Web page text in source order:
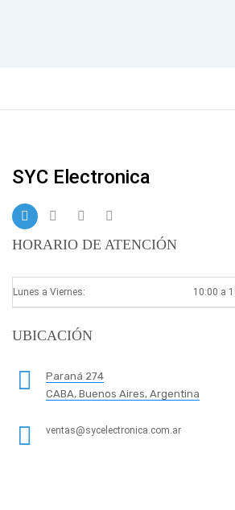
SYC Electronica
HORARIO DE ATENCIÓN
Lunes a Viernes: 10:00 a
UBICACIÓN
Paraná 274
CABA, Buenos Aires, Argentina
ventas@sycelectronica.com.ar